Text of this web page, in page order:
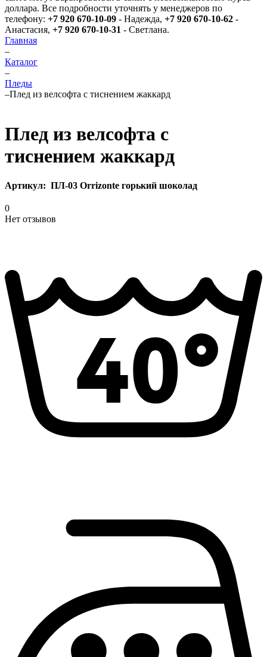
доллара. Все подробности уточнять у менеджеров по
телефону: +7 920 670-10-09 - Надежда, +7 920 670-10-62 -
Анастасия, +7 920 670-10-31 - Светлана.
Главная
–
Каталог
–
Пледы
–Плед из велсофта с тиснением жаккард
Плед из велсофта с
тиснением жаккард
Артикул: ПЛ-03 Orrizonte горький шоколад
0
Нет отзывов